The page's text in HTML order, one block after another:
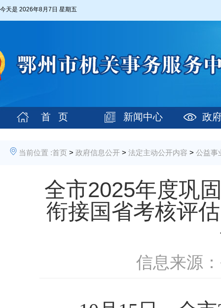
今天是 2026年8月7日 星期五
首 页 新闻中心 政
当前位置 :首页 > 政府信息公开 > 法定主动公开内容 > 公益事
全市2025年度巩
衔接国省考核评
信息来源